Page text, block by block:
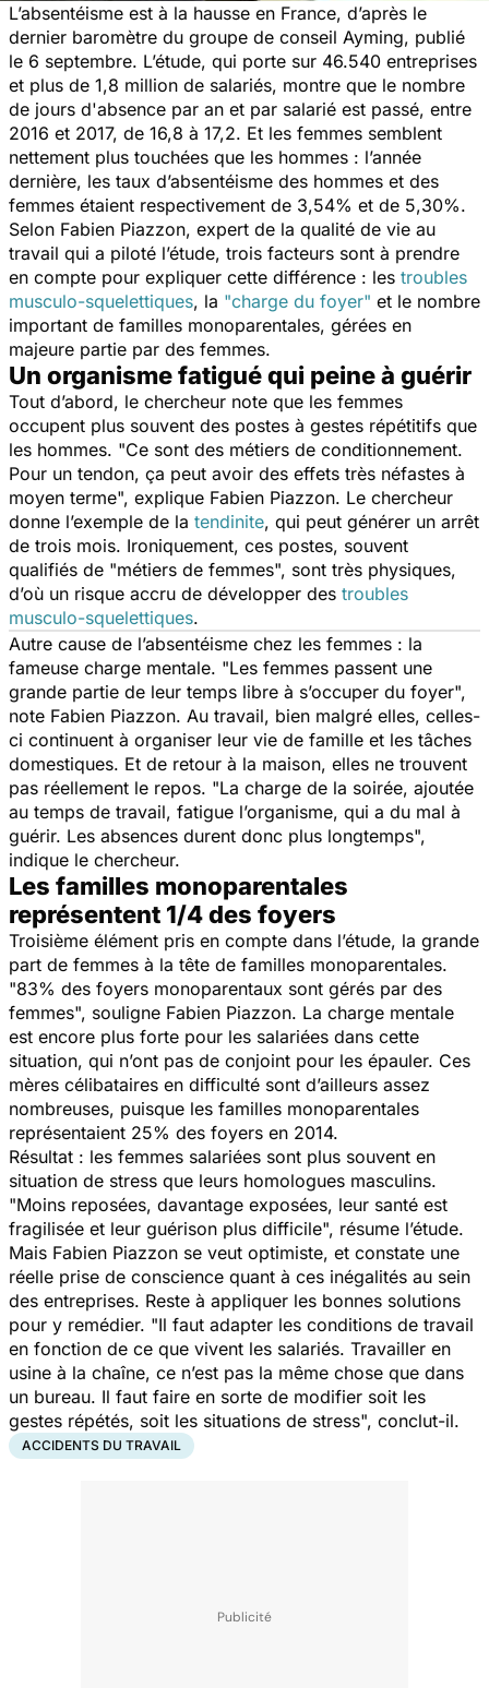
L’absentéisme est à la hausse en France, d’après le
dernier baromètre du groupe de conseil Ayming, publié
le 6 septembre. L’étude, qui porte sur 46.540 entreprises
et plus de 1,8 million de salariés, montre que le nombre
de jours d'absence par an et par salarié est passé, entre
2016 et 2017, de 16,8 à 17,2. Et les femmes semblent
nettement plus touchées que les hommes : l’année
dernière, les taux d’absentéisme des hommes et des
femmes étaient respectivement de 3,54% et de 5,30%.
Selon Fabien Piazzon, expert de la qualité de vie au
travail qui a piloté l’étude, trois facteurs sont à prendre
en compte pour expliquer cette différence : les troubles
musculo-squelettiques, la "charge du foyer" et le nombre
important de familles monoparentales, gérées en
majeure partie par des femmes.
Un organisme fatigué qui peine à guérir
Tout d’abord, le chercheur note que les femmes
occupent plus souvent des postes à gestes répétitifs que
les hommes. "Ce sont des métiers de conditionnement.
Pour un tendon, ça peut avoir des effets très néfastes à
moyen terme", explique Fabien Piazzon. Le chercheur
donne l’exemple de la tendinite, qui peut générer un arrêt
de trois mois. Ironiquement, ces postes, souvent
qualifiés de "métiers de femmes", sont très physiques,
d’où un risque accru de développer des troubles
musculo-squelettiques.
Autre cause de l’absentéisme chez les femmes : la
fameuse charge mentale. "Les femmes passent une
grande partie de leur temps libre à s’occuper du foyer",
note Fabien Piazzon. Au travail, bien malgré elles, celles-
ci continuent à organiser leur vie de famille et les tâches
domestiques. Et de retour à la maison, elles ne trouvent
pas réellement le repos. "La charge de la soirée, ajoutée
au temps de travail, fatigue l’organisme, qui a du mal à
guérir. Les absences durent donc plus longtemps",
indique le chercheur.
Les familles monoparentales
représentent 1/4 des foyers
Troisième élément pris en compte dans l’étude, la grande
part de femmes à la tête de familles monoparentales.
"83% des foyers monoparentaux sont gérés par des
femmes", souligne Fabien Piazzon. La charge mentale
est encore plus forte pour les salariées dans cette
situation, qui n’ont pas de conjoint pour les épauler. Ces
mères célibataires en difficulté sont d’ailleurs assez
nombreuses, puisque les familles monoparentales
représentaient 25% des foyers en 2014.
Résultat : les femmes salariées sont plus souvent en
situation de stress que leurs homologues masculins.
"Moins reposées, davantage exposées, leur santé est
fragilisée et leur guérison plus difficile", résume l’étude.
Mais Fabien Piazzon se veut optimiste, et constate une
réelle prise de conscience quant à ces inégalités au sein
des entreprises. Reste à appliquer les bonnes solutions
pour y remédier. "Il faut adapter les conditions de travail
en fonction de ce que vivent les salariés. Travailler en
usine à la chaîne, ce n’est pas la même chose que dans
un bureau. Il faut faire en sorte de modifier soit les
gestes répétés, soit les situations de stress", conclut-il.
ACCIDENTS DU TRAVAIL